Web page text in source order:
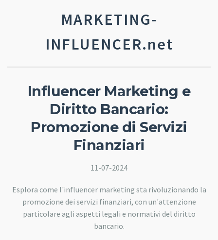
MARKETING-
INFLUENCER.net
Influencer Marketing e
Diritto Bancario:
Promozione di Servizi
Finanziari
11-07-2024
Esplora come l'influencer marketing sta rivoluzionando la
promozione dei servizi finanziari, con un'attenzione
particolare agli aspetti legali e normativi del diritto
bancario.